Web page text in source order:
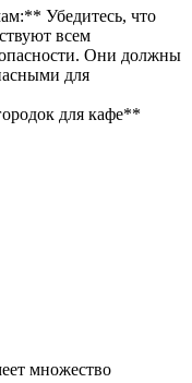
Убедитесь, что
всем
Они должны
для
для кафе**
множество